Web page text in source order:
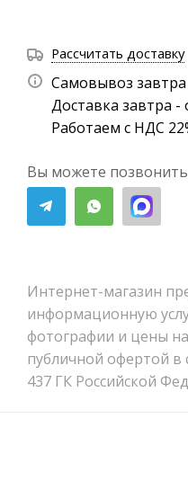
Рассчитать доставку
Самовывоз завтра
Доставка завтра -
Работаем с НДС
Вы можете
Интернет-магазин
информационную
фотографии и цены
публичной офертой в
437 ГК Российской